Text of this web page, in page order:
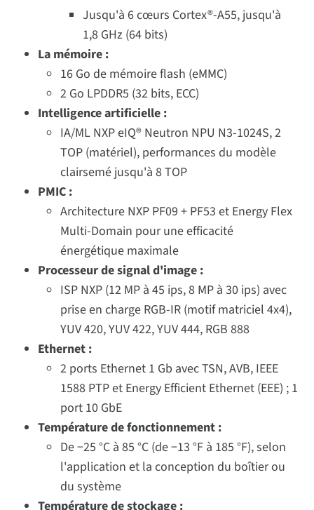
Jusqu'à 6 cœurs Cortex®-A55, jusqu'à
1,8 GHz (64 bits)
La mémoire :
16 Go de mémoire flash (eMMC)
2 Go LPDDR5 (32 bits, ECC)
Intelligence artificielle :
IA/ML NXP eIQ® Neutron NPU N3-1024S, 2
TOP (matériel), performances du modèle
clairsemé jusqu'à 8 TOP
PMIC :
Architecture NXP PF09 + PF53 et Energy Flex
Multi-Domain pour une efficacité
énergétique maximale
Processeur de signal d'image :
ISP NXP (12 MP à 45 ips, 8 MP à 30 ips) avec
prise en charge RGB-IR (motif matriciel 4x4),
YUV 420, YUV 422, YUV 444, RGB 888
Ethernet :
2 ports Ethernet 1 Gb avec TSN, AVB, IEEE
1588 PTP et Energy Efficient Ethernet (EEE) ; 1
port 10 GbE
Température de fonctionnement :
De −25 °C à 85 °C (de −13 °F à 185 °F), selon
l'application et la conception du boîtier ou
du système
Température de stockage :